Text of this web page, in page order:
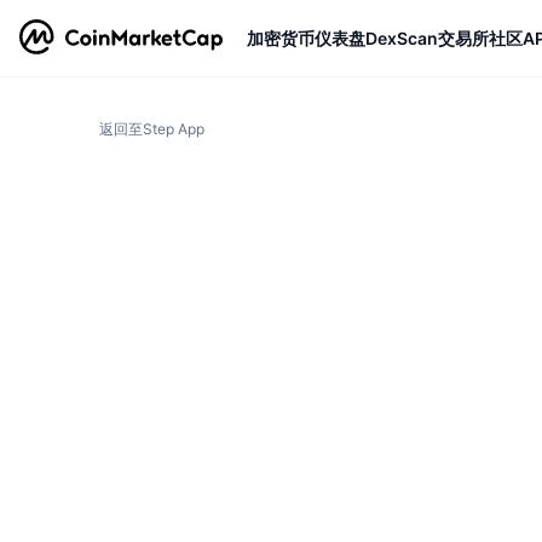
加密货币仪表盘DexScan交易所社区
返回至Step App